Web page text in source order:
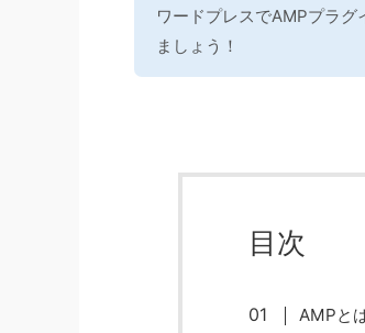
ワードプレスでAMPプラ
ましょう！
目次
AMPと